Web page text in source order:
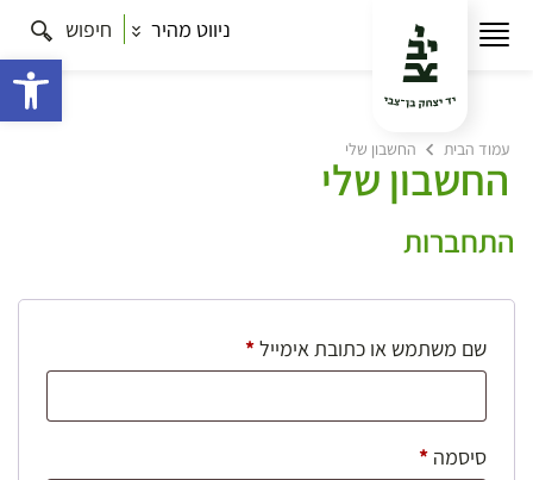
ניווט מהיר חיפוש
עמוד הבית החשבון שלי
החשבון שלי
התחברות
שם משתמש או כתובת אימייל*חובה
סיסמה *חובה